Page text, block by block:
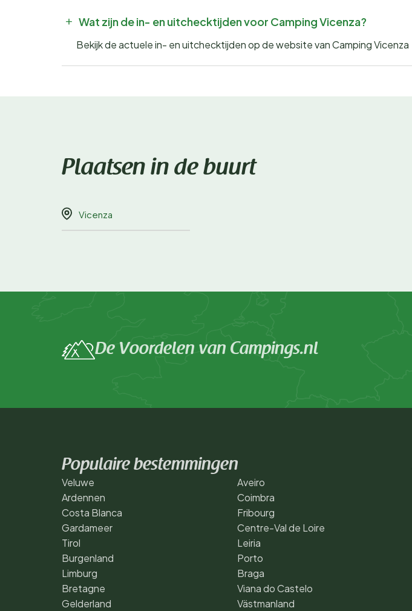
Wat zijn de in- en uitchecktijden voor Camping Vicenza?
Bekijk de actuele in- en uitchecktijden op de website van Camping Vicenza
Plaatsen in de buurt
Vicenza
De Voordelen van Campings.nl
Populaire bestemmingen
Veluwe
Ardennen
Costa Blanca
Gardameer
Tirol
Burgenland
Limburg
Bretagne
Gelderland
Aveiro
Coimbra
Fribourg
Centre-Val de Loire
Leiria
Porto
Braga
Viana do Castelo
Västmanland